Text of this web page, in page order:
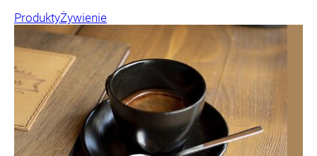
ProduktyŻywienie